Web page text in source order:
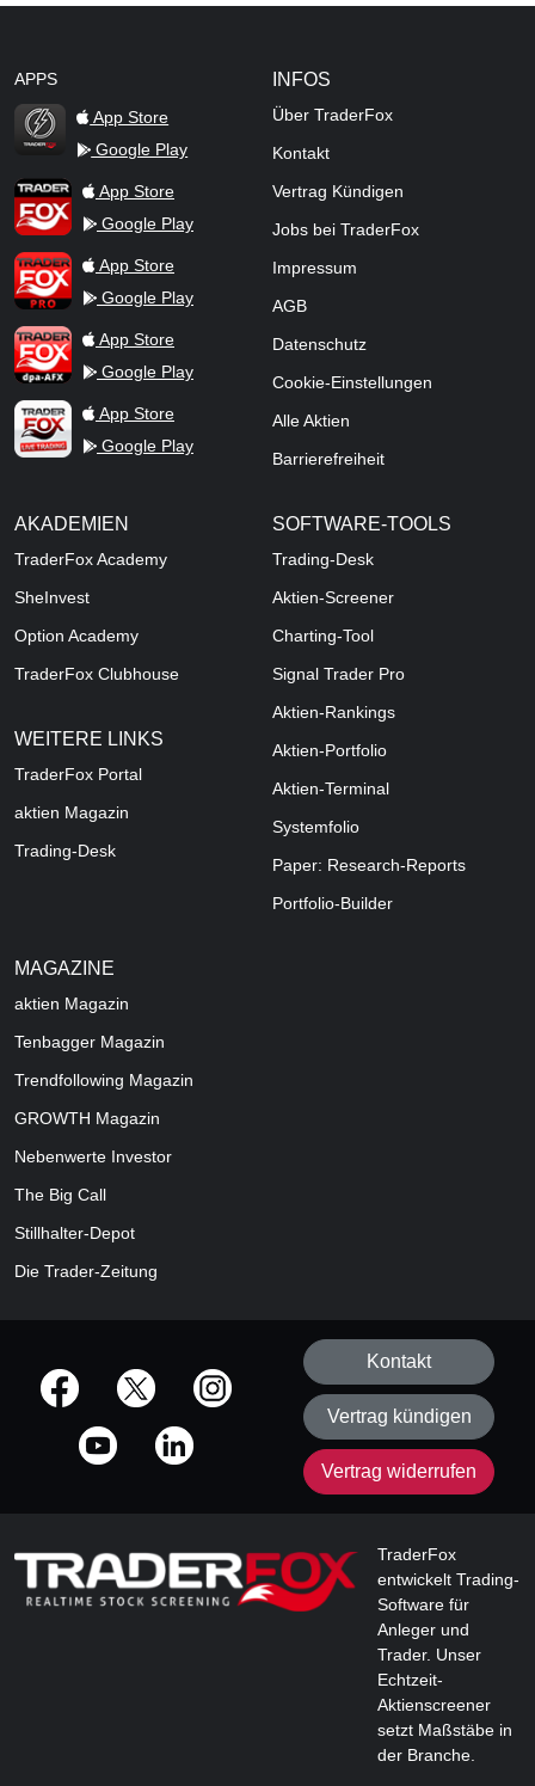
APPS
TraderFox Flash
App Store
Google Play
TraderFox AppApp Store
Google Play
TraderFox ProApp Store
Google Play
TraderFox dpa-AFX ProFeed
App Store
Google Play
TraderFox Live Trading
App Store
Google Play
INFOS
Über TraderFox
Kontakt
Vertrag Kündigen
Jobs bei TraderFox
Impressum
AGB
Datenschutz
Cookie-Einstellungen
Alle Aktien
Barrierefreiheit
AKADEMIEN
TraderFox Academy
SheInvest
Option Academy
TraderFox Clubhouse
WEITERE LINKS
TraderFox Portal
aktien Magazin
Trading-Desk
SOFTWARE-TOOLS
Trading-Desk
Aktien-Screener
Charting-Tool
Signal Trader Pro
Aktien-Rankings
Aktien-Portfolio
Aktien-Terminal
Systemfolio
Paper: Research-Reports
Portfolio-Builder
MAGAZINE
aktien Magazin
Tenbagger Magazin
Trendfollowing Magazin
GROWTH Magazin
Nebenwerte Investor
The Big Call
Stillhalter-Depot
Die Trader-Zeitung
offizielle Social Media-Accounts
Kontakt
Vertrag kündigen
Vertrag widerrufen
TraderFox
entwickelt Trading-
Software für
Anleger und
Trader. Unser
Echtzeit-
Aktienscreener
setzt Maßstäbe in
der Branche.